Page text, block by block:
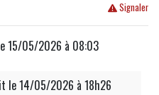
Signaler
15/05/2026 à 08:03
le 14/05/2026 à 18h26